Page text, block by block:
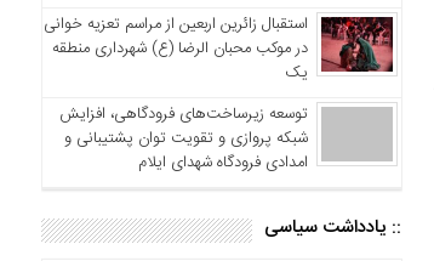
استقبال زائرین اربعین از مراسم تعزیه خوانی
در موکب محبان الرضا (ع) شهرداری منطقه
یک
توسعه زیرساخت‌های فرودگاهی، افزایش
شبکه پروازی و تقویت توان پشتیبانی و
امدادی فرودگاه شهدای ایلام
:: یادداشت سیاسی